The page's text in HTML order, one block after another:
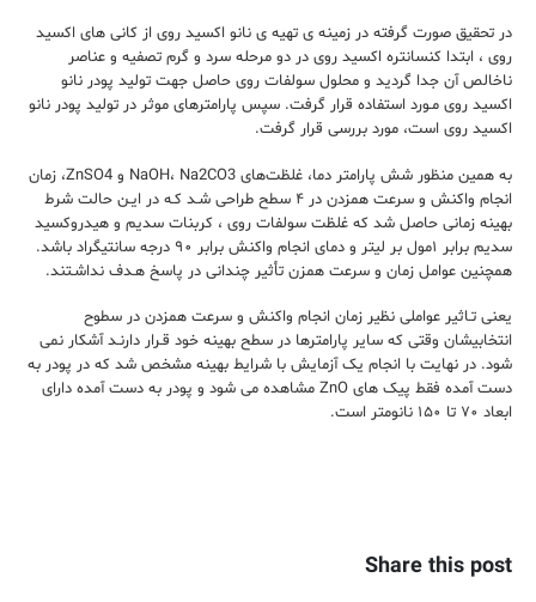
در ﺗﺤﻘﻴﻖ ﺻﻮرت ﮔﺮﻓﺘﻪ در زمینه ی ﺗﻬﻴﻪ ی ﻧﺎﻧﻮ اکسید روی از ﻛﺎنی ﻫﺎی اکسید
روی ، اﺑﺘﺪا ﻛﻨﺴﺎﻧﺘﺮه اکسید روی در دو ﻣﺮﺣﻠﻪ ﺳﺮد و ﮔﺮم ﺗﺼﻔﻴﻪ و ﻋﻨﺎﺻﺮ
ﻧﺎﺧﺎﻟﺺ آن ﺟﺪا ﮔﺮدﻳﺪ و ﻣﺤﻠﻮل ﺳﻮﻟﻔﺎت روی ﺣﺎﺻﻞ ﺟﻬﺖ ﺗﻮﻟﻴﺪ ﭘﻮدر ﻧﺎﻧﻮ
اکسید روی ﻣـﻮرد اﺳﺘﻔﺎده ﻗﺮار ﮔﺮﻓﺖ. ﺳﭙﺲ ﭘﺎراﻣﺘﺮﻫﺎی ﻣﻮﺛﺮ در ﺗﻮﻟﻴﺪ ﭘﻮدر ﻧﺎﻧﻮ
اکسید روی اﺳﺖ، ﻣﻮرد ﺑﺮرسی ﻗﺮار ﮔﺮﻓﺖ.
ﺑﻪ ﻫﻤﻴﻦ ﻣﻨﻈﻮر ﺷﺶ ﭘﺎراﻣﺘﺮ دﻣﺎ، ﻏﻠﻈﺖﻫﺎی NaOH، Na2CO3 و ZnSO4، زﻣﺎن
اﻧﺠﺎم واﻛﻨﺶ و ﺳﺮﻋﺖ ﻫﻤﺰدن در ۴ ﺳﻄﺢ ﻃﺮاحی ﺷـﺪ ﻛـﻪ در اﻳـﻦ ﺣﺎﻟﺖ ﺷﺮط
ﺑﻬﻴﻨﻪ زﻣﺎنی ﺣﺎﺻﻞ ﺷﺪ ﻛﻪ ﻏﻠﻈﺖ ﺳﻮﻟﻔﺎت روی ، ﻛﺮﺑﻨﺎت ﺳﺪﻳﻢ و ﻫﻴﺪروﻛﺴﻴﺪ
ﺳﺪﻳﻢ ﺑﺮاﺑﺮ ۱ﻣﻮل ﺑﺮ ﻟﻴﺘﺮ و دﻣﺎی اﻧﺠﺎم واﻛﻨﺶ ﺑﺮاﺑﺮ ۹۰ درﺟﻪ ﺳﺎﻧﺘﻴﮕﺮاد ﺑﺎﺷﺪ.
ﻫﻤﭽﻨﻴﻦ ﻋﻮاﻣﻞ زﻣﺎن و ﺳﺮﻋﺖ ﻫﻤﺰن ﺗﺄﺛﻴﺮ ﭼﻨﺪانی در ﭘﺎﺳﺦ ﻫـﺪف ﻧﺪاﺷـﺘﻨﺪ.
یعنی ﺗـﺎﺛﻴﺮ ﻋﻮاملی ﻧﻈﻴﺮ زﻣﺎن اﻧﺠﺎم واﻛﻨﺶ و ﺳﺮﻋﺖ ﻫﻤﺰدن در ﺳﻄﻮح
اﻧﺘﺨﺎﺑﻴﺸﺎن وقتی ﻛﻪ ﺳﺎﻳﺮ ﭘﺎراﻣﺘﺮﻫﺎ در ﺳﻄﺢ ﺑﻬﻴﻨﻪ ﺧﻮد ﻗـﺮار دارﻧـﺪ آﺷﻜﺎر نمی
ﺷﻮد. در ﻧﻬﺎﻳﺖ ﺑﺎ اﻧﺠﺎم یک آزﻣﺎﻳﺶ ﺑﺎ ﺷﺮاﻳﻂ ﺑﻬﻴﻨﻪ ﻣﺸﺨﺺ ﺷﺪ ﻛﻪ در ﭘﻮدر به
دست آﻣﺪه ﻓﻘﻂ پیک های ZnO ﻣﺸﺎﻫﺪه می ﺷﻮد و ﭘﻮدر به دست آﻣﺪه دارای
اﺑﻌﺎد ۷۰ ﺗﺎ ۱۵۰ ﻧﺎﻧﻮﻣﺘﺮ اﺳﺖ.
Share this post